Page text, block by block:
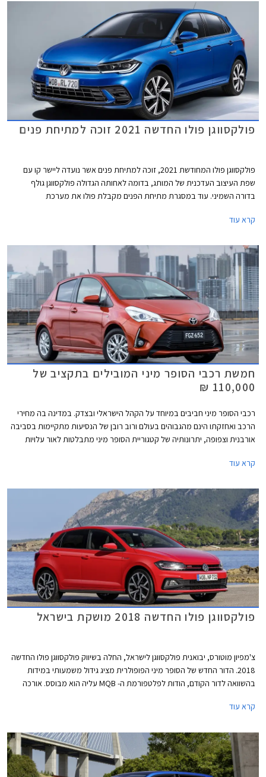
פולקסווגן פולו החדשה 2021 זוכה למתיחת פנים
פולקסווגן פולו המחודשת 2021, זוכה למתיחת פנים אשר נועדה ליישר קו עם
שפת העיצוב העדכנית של המותג, בדומה לאחותה הגדולה פולקסווגן גולף
בדורה השמיני. עוד במסגרת מתיחת הפנים מקבלת פולו את מערכת
קרא עוד
חמשת רכבי הסופר מיני המובילים בתקציב של
110,000 ₪
רכבי הסופר מיני חביבים במיוחד על הקהל הישראלי ובצדק. במדינה בה מחירי
הרכב ואחזקתו הינם מהגבוהים בעולם ורוב רובן של הנסיעות מתקיימות בסביבה
אורבנית וצפופה, יתרונותיה של קטגוריית הסופר מיני מתבלטות לאור עלויות
האחרונות עברה הקטגוריה מהפכה של ממש. המידות שתפחו, הביאו עימן שיפור
מרחב ונפח הטענה כשל משפחתית מהעשור הקודם. גם מערכות הבטיחות
ואבזור נוחות שהיו עד לא מזמן נחלתם הבלעדית של מכוניות יקרות יותר, זלגו
אל רכבי הסופר מיני, ובחלקן אף לגרסאות הביניים. לאור הביקוש והעניין הער,
₪.
קרא עוד
פולקסווגן פולו החדשה 2018 מושקת בישראל
צ'מפיון מוטורס, יבואנית פולקסווגן לישראל, החלה בשיווק פולקסווגן פולו החדשה
2018. הדור החדש של הסופר מיני הפופולרית מציג גידול משמעותי במידות
בהשוואה לדור הקודם, הודות לפלטפורמת ה- MQB עליה הוא מבוסס. אורכה
ובסיס הגלגלים התארך בלא פחות מ- 95 מ"מ לכדי 2,551 מ"מ.
קרא עוד